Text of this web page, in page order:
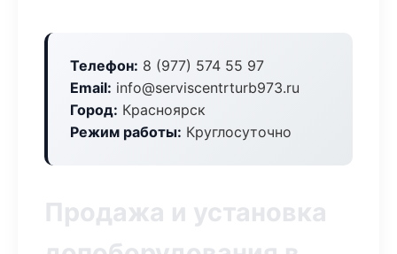
Телефон: 8 (977) 574 55 97
Email: info@serviscentrturb973.ru
Город: Красноярск
Режим работы: Круглосуточно
Продажа и установка